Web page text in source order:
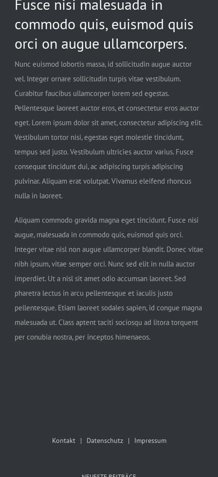
Fusce nisi malesuada in
commodo quis, euismod quis
orci on augue ullamcorpers.
Nunc euismod lobortis massa, id sollicitudin augue auctor
vel. Integer ornare sollicitudin turpis vitae vestibulum.
Curabitur faucibus ullamcorper lorem sed egestas.
Pellentesque laoreet auctor eros, et consectetur eros auctor
eget. Lorem ipsum dolor sit amet, consectetur adipiscing elit.
Vestibulum tortor nisi, egestas eget molestie tincidunt,
tempus sed justo. Vestibulum ultricies auctor varius. Fusce
consequat tincidunt dui, ac adipiscing turpis adipiscing
pulvinar. Aliquam erat volutpat. Vivamus eleifend rhoncus
nulla in laoreet.
Aliquam commodo gravida magna eget tincidunt. Fusce nisi
augue, malesuada in commodo quis, euismod quis orci.
Integer vitae nisl non augue ullamcorper blandit. Donec vitae
nibh ipsum, vitae semper orci. Nunc sed elit in nulla auctor
imperdiet. Ut a nisl sit amet odio accumsan laoreet. Sed
pharetra lectus in arcu pellentesque et iaculis justo
pellentesque. Etiam laoreet sodales sapien, id congue magna
malesuada ut. Class aptent taciti sociosqu ad litora torquent
per conubia nostra, per inceptos himenaeos.
Kontakt Datenschutz Impressum